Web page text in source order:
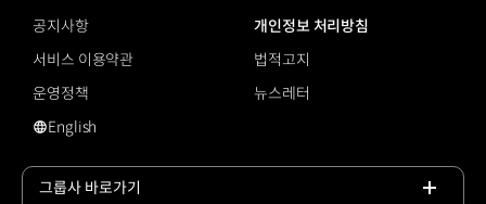
공지사항
개인정보 처리방침
서비스 이용약관
법적고지
운영정책
뉴스레터
영문 사이트로 이동
English
그룹사 바로가기